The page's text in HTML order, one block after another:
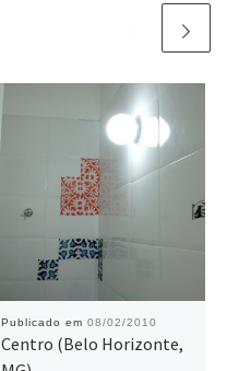
Publicado em 08/02/2010
Centro (Belo Horizonte,